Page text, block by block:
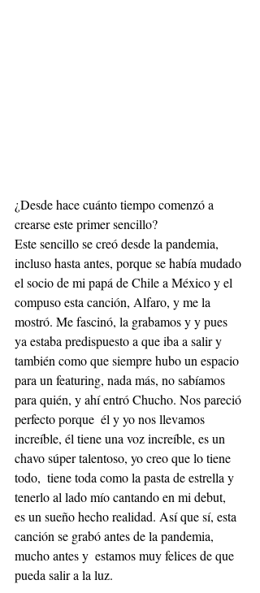
¿Desde hace cuánto tiempo comenzó a
crearse este primer sencillo?
Este sencillo se creó desde la pandemia,
incluso hasta antes, porque se había mudado
el socio de mi papá de Chile a México y el
compuso esta canción, Alfaro, y me la
mostró. Me fascinó, la grabamos y y pues
ya estaba predispuesto a que iba a salir y
también como que siempre hubo un espacio
para un featuring, nada más, no sabíamos
para quién, y ahí entró Chucho. Nos pareció
perfecto porque  él y yo nos llevamos
increíble, él tiene una voz increíble, es un
chavo súper talentoso, yo creo que lo tiene
todo,  tiene toda como la pasta de estrella y
tenerlo al lado mío cantando en mi debut,
es un sueño hecho realidad. Así que sí, esta
canción se grabó antes de la pandemia,
mucho antes y  estamos muy felices de que
pueda salir a la luz.